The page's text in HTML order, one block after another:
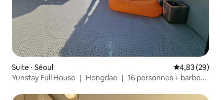
Suite ⋅ Séoul Évaluation
4,83 (29)
Yunstay Full House ｜ Hongdae ｜ 16 personnes + barbecue